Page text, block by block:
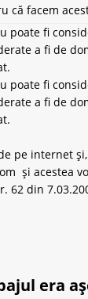
că facem
fi
a fi de
fi
a fi de
pe internet
și acestea
din
era